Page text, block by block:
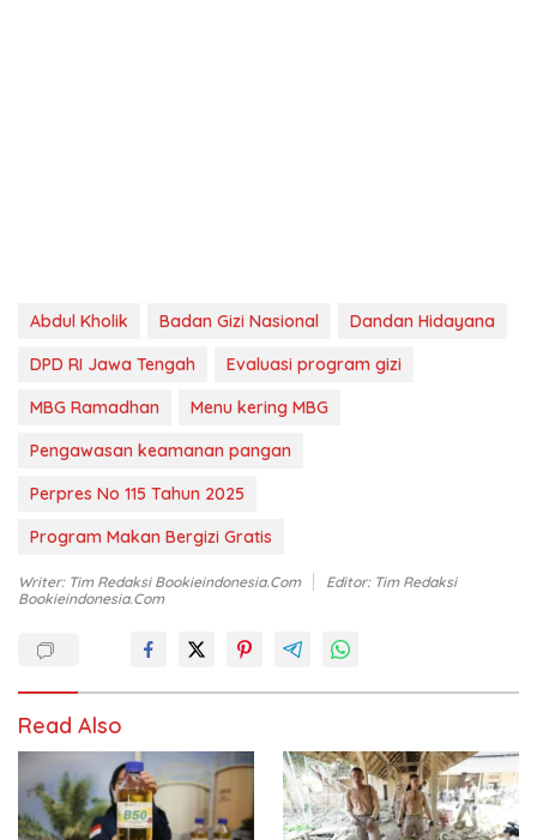
Abdul Kholik Badan Gizi Nasional
Dandan Hidayana
DPD RI Jawa Tengah
Evaluasi program gizi
MBG Ramadhan
Menu kering MBG
Pengawasan keamanan pangan
Perpres No 115 Tahun 2025
Program Makan Bergizi Gratis
Writer: Tim Redaksi Bookieindonesia.com
Editor: Tim Redaksi
Bookieindonesia.com
Read Also